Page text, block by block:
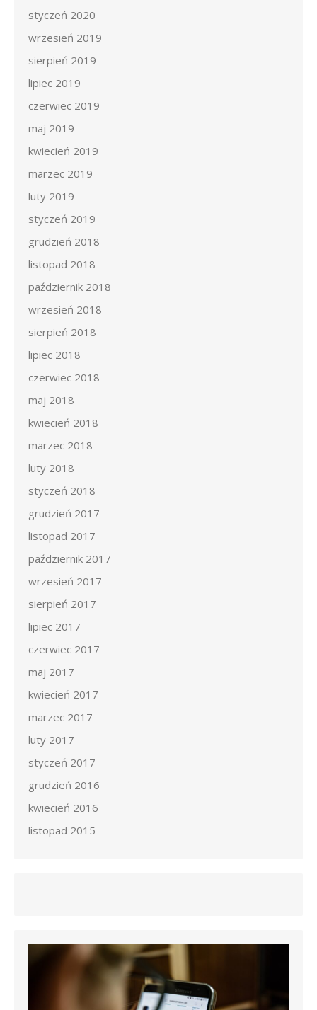
styczeń 2020
wrzesień 2019
sierpień 2019
lipiec 2019
czerwiec 2019
maj 2019
kwiecień 2019
marzec 2019
luty 2019
styczeń 2019
grudzień 2018
listopad 2018
październik 2018
wrzesień 2018
sierpień 2018
lipiec 2018
czerwiec 2018
maj 2018
kwiecień 2018
marzec 2018
luty 2018
styczeń 2018
grudzień 2017
listopad 2017
październik 2017
wrzesień 2017
sierpień 2017
lipiec 2017
czerwiec 2017
maj 2017
kwiecień 2017
marzec 2017
luty 2017
styczeń 2017
grudzień 2016
kwiecień 2016
listopad 2015